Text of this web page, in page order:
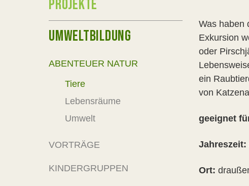
Was haben
Exkursion
oder
ein
von
geeignet
Jahreszeit:
Ort:
PROJEKTE
UMWELTBILDUNG
ABENTEUER NATUR
Tiere
Lebensräume
Umwelt
VORTRÄGE
KINDERGRUPPEN